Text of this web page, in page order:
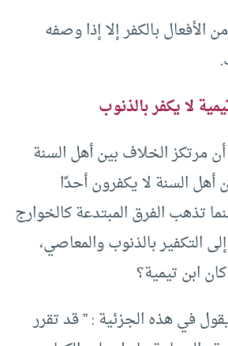
بالكفر إلا إذا وصفه
لا يكفر بالذنوب
مرتكز الخلاف بين أهل السنة
أهل السنة لا يكفرون أحدًا
تذهب الفرق المبتدعة كالخوارج
التكفير بالذنوب والمعاصي،
ابن تيمية؟
في هذه الجزئية : ” قد تقرر